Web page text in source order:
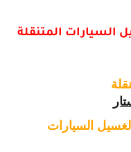
المتنقلة
لغسيل السيارات